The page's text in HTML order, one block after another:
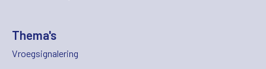
Thema's
Vroegsignalering